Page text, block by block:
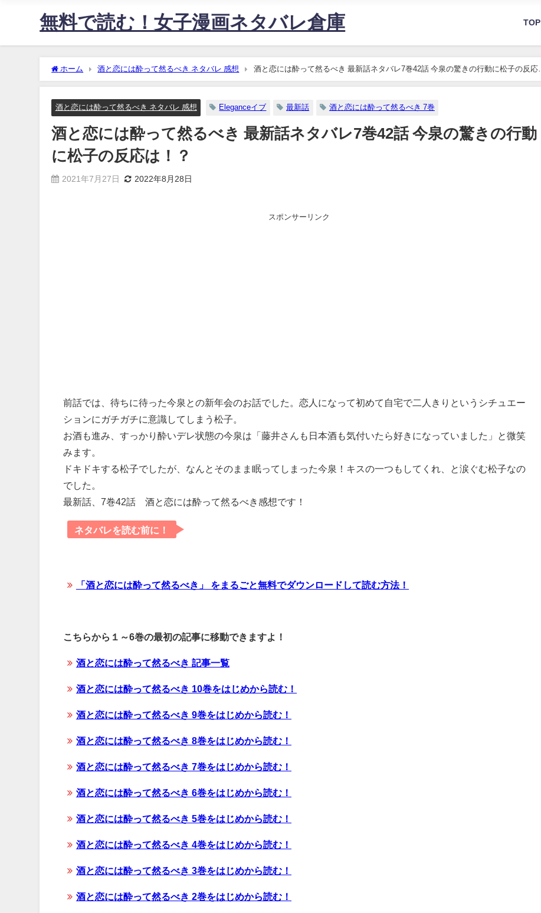
無料で読む！女子漫画ネタバレ倉庫 TOP
ホーム 酒と恋には酔って然るべき ネタバレ 感想
酒と恋には酔って然るべき 最新話ネタバレ7巻42話 今泉の驚きの行動に松子の反応
は！？
酒と恋には酔って然るべき ネタバレ 感想 Eleganceイブ 最新話 酒と恋には酔って然るべき 7巻
酒と恋には酔って然るべき 最新話ネタバレ7巻42話 今泉の驚きの行動
に松子の反応は！？
2021年7月27日 2022年8月28日
スポンサーリンク
前話では、待ちに待った今泉との新年会のお話でした。恋人になって初めて自宅で二人きりというシチュエー
ションにガチガチに意識してしまう松子。
お酒も進み、すっかり酔いデレ状態の今泉は「藤井さんも日本酒も気付いたら好きになっていました」と微笑
みます。
ドキドキする松子でしたが、なんとそのまま眠ってしまった今泉！キスの一つもしてくれ、と涙ぐむ松子なの
でした。
最新話、7巻42話 酒と恋には酔って然るべき感想です！
ネタバレを読む前に！
「酒と恋には酔って然るべき」 をまるごと無料でダウンロードして読む方法！
こちらから１～6巻の最初の記事に移動できますよ！
酒と恋には酔って然るべき 記事一覧
酒と恋には酔って然るべき 10巻をはじめから読む！
酒と恋には酔って然るべき 9巻をはじめから読む！
酒と恋には酔って然るべき 8巻をはじめから読む！
酒と恋には酔って然るべき 7巻をはじめから読む！
酒と恋には酔って然るべき 6巻をはじめから読む！
酒と恋には酔って然るべき 5巻をはじめから読む！
酒と恋には酔って然るべき 4巻をはじめから読む！
酒と恋には酔って然るべき 3巻をはじめから読む！
酒と恋には酔って然るべき 2巻をはじめから読む！